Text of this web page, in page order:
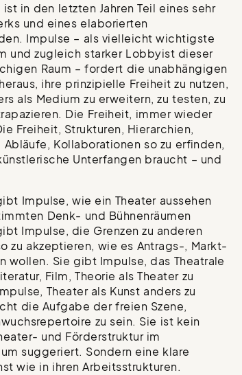
in den letzten Jahren Teil eines sehr
und eines elaborierten
Impulse – als vielleicht wichtigste
und zugleich starker Lobbyist dieser
Raum – fordert die unabhängigen
ihre prinzipielle Freiheit zu nutzen,
als Medium zu erweitern, zu testen, zu
Die Freiheit, immer wieder
Freiheit, Strukturen, Hierarchien,
Abläufe, Kollaborationen so zu erfinden,
Unterfangen braucht – und
Impulse, wie ein Theater aussehen
Denk- und Bühnenräumen
Impulse, die Grenzen zu anderen
zu akzeptieren, wie es Antrags-, Markt-
wollen. Sie gibt Impulse, das Theatrale
Film, Theorie als Theater zu
Theater als Kunst anders zu
die Aufgabe der freien Szene,
zu sein. Sie ist kein
und Förderstruktur im
suggeriert. Sondern eine klare
wie in ihren Arbeitsstrukturen.